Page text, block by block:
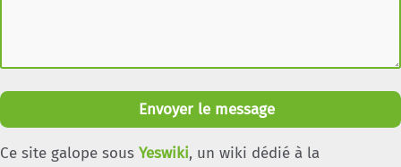
Envoyer le message
Ce site galope sous Yeswiki, un wiki dédié à la